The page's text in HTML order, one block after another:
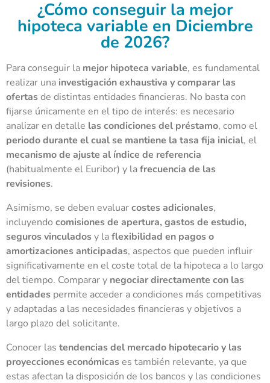
¿Cómo conseguir la mejor
hipoteca variable en Diciembre
de 2026?
Para conseguir la mejor hipoteca variable, es fundamental
realizar una investigación exhaustiva y comparar las
ofertasde distintas entidades financieras. No basta con
fijarse únicamente en el tipo de interés: es necesario
analizar en detalle las condiciones del préstamo, como el
periodo durante el cual se mantiene la tasa fija inicial, el
mecanismo de ajuste al índice de referencia
(habitualmente el Euribor) y lafrecuencia de las
revisiones.
Asimismo, se deben evaluarcostes adicionales,
incluyendo comisiones de apertura, gastos de estudio,
seguros vinculadosy laflexibilidad en pagos o
amortizaciones anticipadas, aspectos que pueden influir
significativamente en el coste total de la hipoteca a lo largo
del tiempo. Comparar y negociar directamente con las
entidades permite acceder a condiciones más competitivas
y adaptadas a las necesidades financieras y objetivos a
largo plazo del solicitante.
Conocer las tendencias del mercado hipotecario y las
proyecciones económicases también relevante, ya que
estas afectan la disposición de los bancos y las condiciones